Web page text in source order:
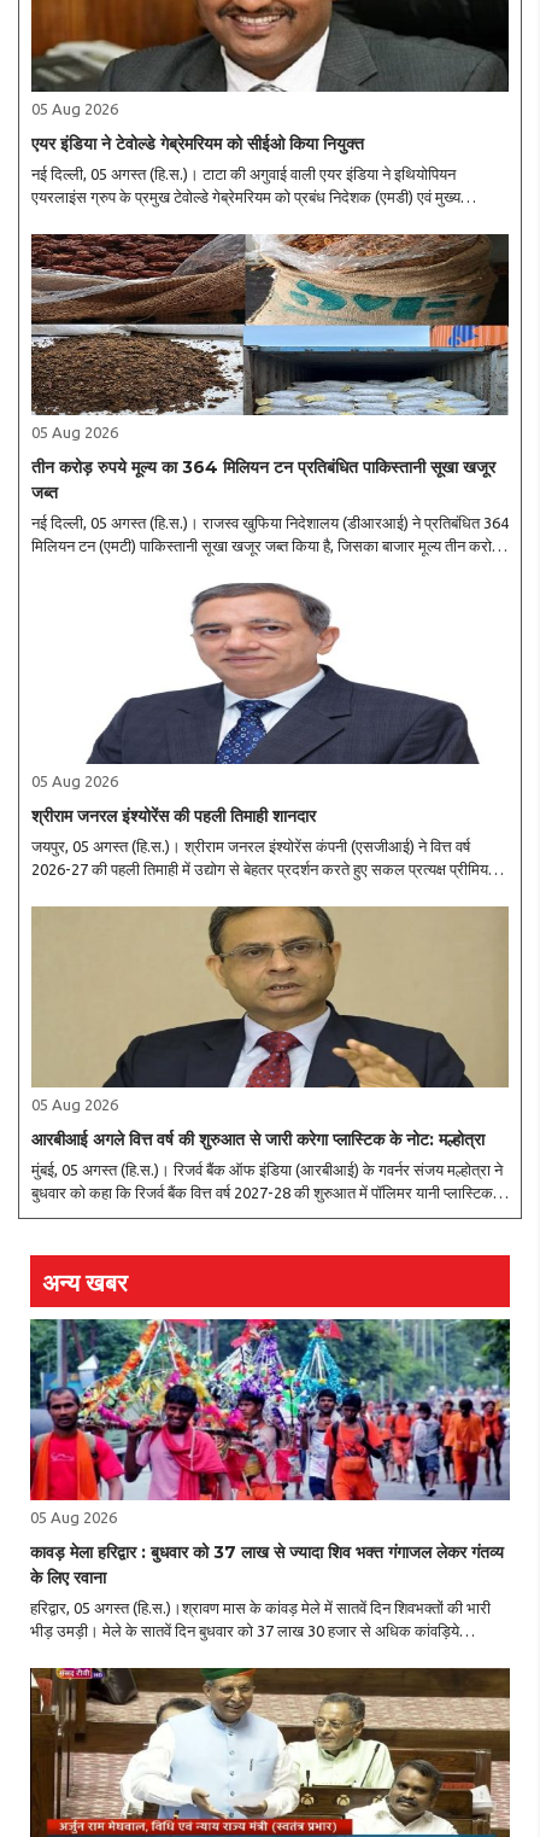
05 Aug 2026
एयर इंडिया ने टेवोल्डे गेब्रेमरियम को सीईओ किया नियुक्त
नई दिल्ली, 05 अगस्त (हि.स.)। टाटा की अगुवाई वाली एयर इंडिया ने इथियोपियन
एयरलाइंस ग्रुप के प्रमुख टेवोल्डे गेब्रेमरियम को प्रबंध निदेशक (एमडी) एवं मुख्य
अप्रैल में..
05 Aug 2026
तीन करोड़ रुपये मूल्य का 364 मिलियन टन प्रतिबंधित पाकिस्तानी सूखा खजूर
जब्त
नई दिल्ली, 05 अगस्त (हि.स.)। राजस्व खुफिया निदेशालय (डीआरआई) ने प्रतिबंधित 364
मिलियन टन (एमटी) पाकिस्तानी सूखा खजूर जब्त किया है, जिसका बाजार मूल्य तीन करोड़
05 Aug 2026
श्रीराम जनरल इंश्योरेंस की पहली तिमाही शानदार
जयपुर, 05 अगस्त (हि.स.)। श्रीराम जनरल इंश्योरेंस कंपनी (एसजीआई) ने वित्त वर्ष
2026-27 की पहली तिमाही में उद्योग से बेहतर प्रदर्शन करते हुए सकल प्रत्यक्ष प्रीमियम
05 Aug 2026
आरबीआई अगले वित्त वर्ष की शुरुआत से जारी करेगा प्लास्टिक के नोट: मल्होत्रा
मुंबई, 05 अगस्त (हि.स.)। रिजर्व बैंक ऑफ इंडिया (आरबीआई) के गवर्नर संजय मल्होत्रा ने
बुधवार को कहा कि रिजर्व बैंक वित्त वर्ष 2027-28 की शुरुआत में पॉलिमर यानी प्लास्टिक के
नोट जारी करने की तैयारी कर रहा है। ये नोट खासतौर पर कम मूल्य वर्ग के नोटों ..
अन्य खबर
05 Aug 2026
कावड़ मेला हरिद्वार : बुधवार को 37 लाख से ज्यादा शिव भक्त गंगाजल लेकर गंतव्य
के लिए रवाना
हरिद्वार, 05 अगस्त (हि.स.)।श्रावण मास के कांवड़ मेले में सातवें दिन शिवभक्तों की भारी
भीड़ उमड़ी। मेले के सातवें दिन बुधवार को 37 लाख 30 हजार से अधिक कांवड़िये